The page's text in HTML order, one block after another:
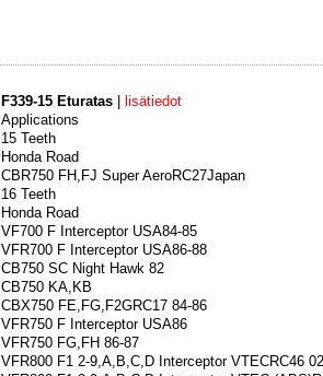
F339-15 Eturatas
lisätiedot
Applications
15 Teeth
Honda Road
CBR750 FH,FJ Super AeroRC27Japan
16 Teeth
Honda Road
VF700 F Interceptor USA84-85
VFR700 F Interceptor USA86-88
CB750 SC Night Hawk 82
CB750 KA,KB
CBX750 FE,FG,F2GRC17 84-86
VFR750 F Interceptor USA86
VFR750 FG,FH 86-87
VFR800 F1 2-9,A,B,C,D Interceptor VTECRC46